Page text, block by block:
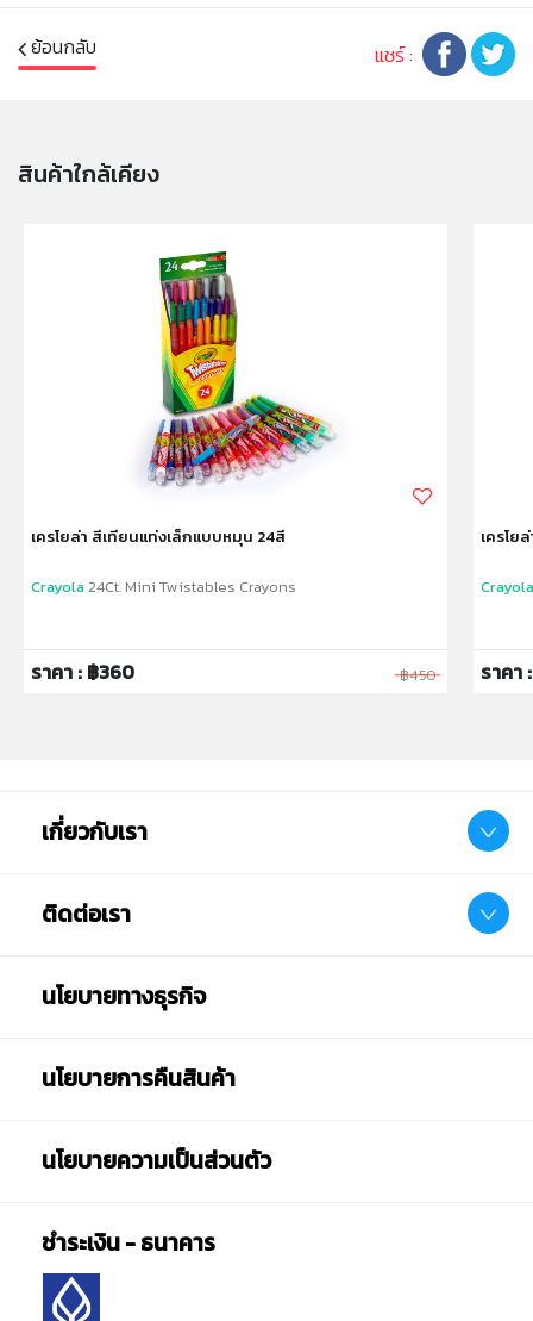
✔ ไม่เหมาะกับเด็กอายุต่ำกว่า 36เดือน ห้ามนำเข้าปาก หู จมูก
และขว้างปา ควรอยู่ในการดูแลของผู้ปกครอง
✔ บาร์โค้ด: 0071662069209
(H)13.65cm.
✔ Product Weight: 0.92kg.
✔ เหมาะสำหรับ เด็กอายุ 3ปีขึ้นไป
สินค้าอาจมีการเปลี่ยนแปลงลวดลาย สีสันบนผลิตภัณฑ์ หรือ
แพ็คเกจโดยร้านฯอาจไม่สามารถแจ้งให้ทราบล่วงหน้า และสี
ของผลิตภัณฑ์ที่แสดงบนเว็บไซต์อาจมีความแตกต่างกันจาก
การตั้งค่าการแสดงผลสีของแต่ละหน้าจอ
คำเตือน/ข้อห้าม:
ห้ามแยกชิ้นส่วนออกจากกัน ชิ้นส่วนมีขนาดเล็ก เด็กควรใช้
งานในการดูแลของผู้ปกครอง หรือผู้เชี่ยวชาญ ไม่นำเข้าจมูก
และขว้างปา
ย้อนกลับ แชร์ :
สินค้าใกล้เคียง
เครโยล่า สีเทียนแท่งเล็กแบบหมุน 24สี
Crayola24Ct. Mini Twistables Crayons
ราคา : ฿360 ฿450
เครโย
ราคา
เกี่ยวกับเรา
ติดต่อเรา
นโยบายทางธุรกิจ
นโยบายการคืนสินค้า
นโยบายความเป็นส่วนตัว
ชำระเงิน - ธนาคาร